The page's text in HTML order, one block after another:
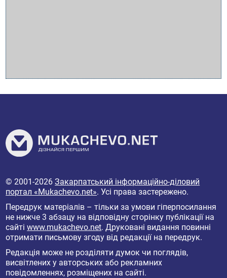
© 2001-2026Закарпатський інформаційно-діловий
портал «Mukachevo.net». Усі права застережено.
Передрук матеріалів – тільки за умови гіперпосилання
не нижче 3 абзацу на відповідну сторінку публікації на
сайтіwww.mukachevo.net. Друковані видання повинні
отримати письмову згоду від редакції на передрук.
Редакція може не розділяти думок чи поглядів,
висвітлених у авторських або рекламних
повідомленнях, розміщених на сайті.